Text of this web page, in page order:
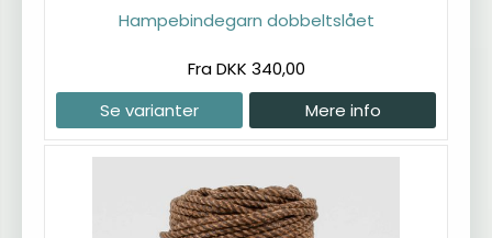
Hampebindegarn dobbeltslået
Fra DKK 340,00
Se varianter
Mere info